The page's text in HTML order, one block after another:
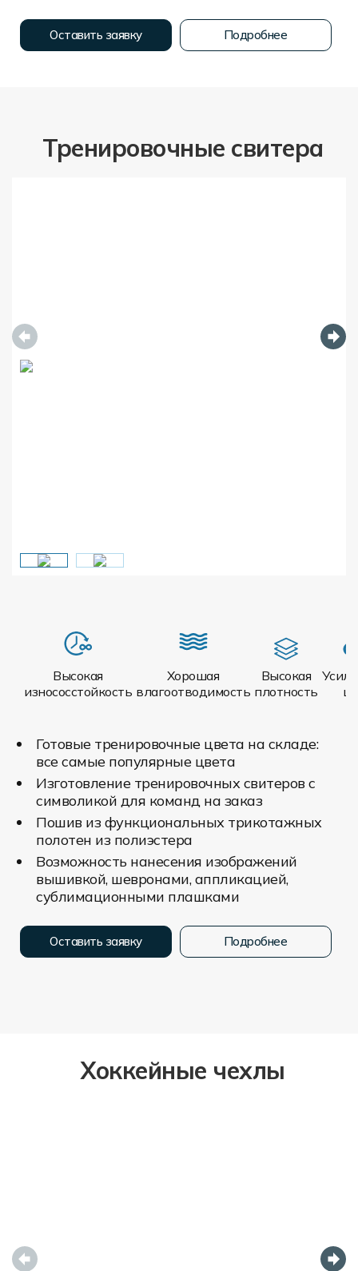
Оставить заявку Подробнее
Тренировочные свитера
Высокая
износосстойкость
Хорошая
влагоотводимость
Высокая
плотность
Готовые тренировочные цвета на складе:
все самые популярные цвета
Изготовление тренировочных свитеров с
символикой для команд на заказ
Пошив из функциональных трикотажных
полотен из полиэстера
Возможность нанесения изображений
вышивкой, шевронами, аппликацией,
сублимационными плашками
Оставить заявку Подробнее
Хоккейные чехлы